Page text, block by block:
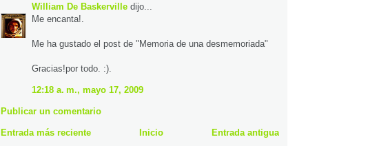
William De Baskerville dijo...
Me encanta!.
Me ha gustado el post de "Memoria de una desmemoriada"
Gracias!por todo. :).
12:18 a. m., mayo 17, 2009
Publicar un comentario
Entrada más reciente Entrada antigua
Inicio